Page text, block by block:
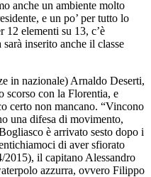
anche un ambiente molto
e un po’ per tutto lo
12 elementi su 13, c’è
inserito anche il classe
in nazionale) Arnaldo Deserti,
scorso con la Florentia, e
certo non mancano. “Vincono
una difesa di movimento,
è arrivato sesto dopo i
di aver sfiorato
2015), il capitano Alessandro
azzurra, ovvero Filippo